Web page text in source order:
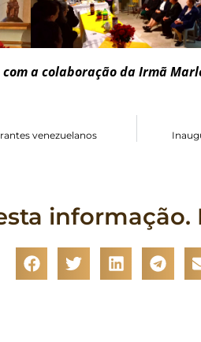
a colaboração da Irmã
venezuelanos